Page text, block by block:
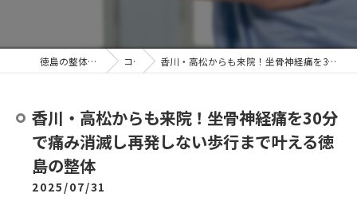
徳島の整体ならワイルドボディ コラム 香川・高松からも来院！坐骨神経痛を30分で痛み消滅し再発しない歩行まで叶える徳島の整体
香川・高松からも来院！坐骨神経痛を30分
で痛み消滅し再発しない歩行まで叶える徳
島の整体
2025/07/31